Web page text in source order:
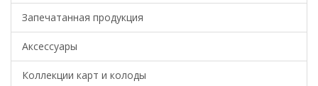
Запечатанная продукция
Аксессуары
Коллекции карт и колоды